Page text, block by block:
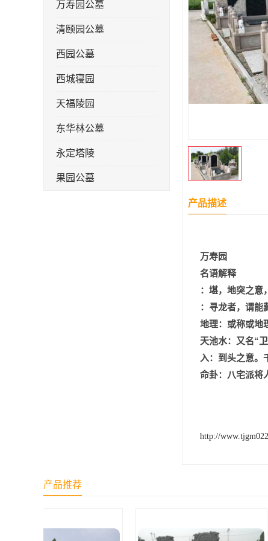
万寿园公墓
清颐园公墓
西园公墓
西城寝园
天福陵园
东华林公墓
永定塔陵
果园公墓
产品描述
万寿园
名语解释
：堪，地突之意
：寻龙者，谓能
地理：或称或地
天池水：又名“
入：到头之意。
命卦：八宅派将
http://
产品推荐